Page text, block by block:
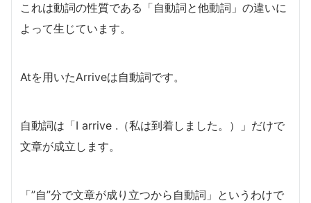
これは動詞の性質である「自動詞と他動詞」の違いに
よって生じています。
Atを用いたArriveは自動詞です。
自動詞は「I arrive .（私は到着しました。）」だけで
文章が成立します。
「”自”分で文章が成り立つから自動詞」というわけで